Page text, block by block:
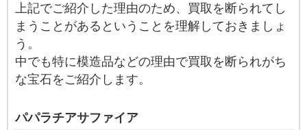
上記でご紹介した理由のため、買取を断られてし
まうことがあるということを理解しておきましょ
う。
中でも特に模造品などの理由で買取を断られがち
な宝石をご紹介します。
パパラチアサファイア